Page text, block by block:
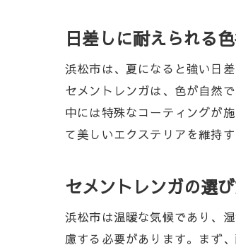
日差しに耐えられる
浜松市は、夏になると強い日
セメントレンガは、色が自然
中には特殊なコーティングが
て美しいエクステリアを維持す
セメントレンガの選
浜松市は温暖な気候であり、
慮する必要があります。まず